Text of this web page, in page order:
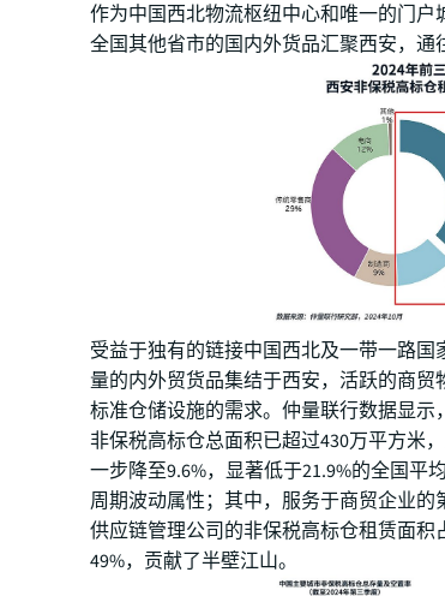
作为中国西北物流枢纽中心和唯一的门户
全国其他省市的国内外货品汇聚西安，通
受益于独有的链接中国西北及一带一路
量的内外贸货品集结于西安，活跃的商贸
标准仓储设施的需求。仲量联行数据显示
非保税高标仓总面积已超过430万平方米
一步降至9.6%，显著低于21.9%的全国平
周期波动属性；其中，服务于商贸企业的
供应链管理公司的非保税高标仓租赁面积
49%，贡献了半壁江山。